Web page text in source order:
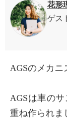
×
花形
ゲス
AGSのメカニ
AGSは車の
重ね作られま